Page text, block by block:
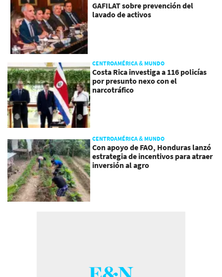
GAFILAT sobre prevención del
lavado de activos
CENTROAMÉRICA & MUNDO
Costa Rica investiga a 116 policías
por presunto nexo con el
narcotráfico
CENTROAMÉRICA & MUNDO
Con apoyo de FAO, Honduras lanzó
estrategia de incentivos para atraer
inversión al agro